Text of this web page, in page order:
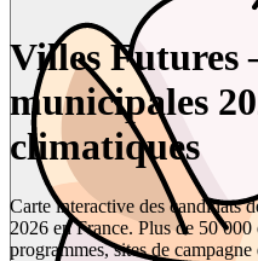
Villes
municipales
climatiques
Carte interactive des candidats
2026 en France. Plus de 50
programmes, sites de